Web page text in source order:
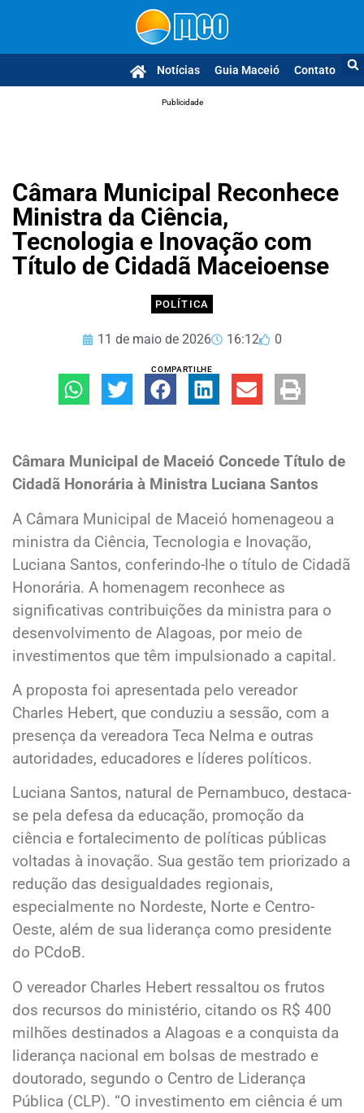
Notícias Guia Maceió Contato
Publicidade
Câmara Municipal Reconhece
Ministra da Ciência,
Tecnologia e Inovação com
Título de Cidadã Maceioense
POLÍTICA
11 de maio de 2026 16:12 0
COMPARTILHE
Câmara Municipal de Maceió Concede Título de
Cidadã Honorária à Ministra Luciana Santos
A Câmara Municipal de Maceió homenageou a
ministra da Ciência, Tecnologia e Inovação,
Luciana Santos, conferindo-lhe o título de Cidadã
Honorária. A homenagem reconhece as
significativas contribuições da ministra para o
desenvolvimento de Alagoas, por meio de
investimentos que têm impulsionado a capital.
A proposta foi apresentada pelo vereador
Charles Hebert, que conduziu a sessão, com a
presença da vereadora Teca Nelma e outras
autoridades, educadores e líderes políticos.
Luciana Santos, natural de Pernambuco, destaca-
se pela defesa da educação, promoção da
ciência e fortalecimento de políticas públicas
voltadas à inovação. Sua gestão tem priorizado a
redução das desigualdades regionais,
especialmente no Nordeste, Norte e Centro-
Oeste, além de sua liderança como presidente
do PCdoB.
O vereador Charles Hebert ressaltou os frutos
dos recursos do ministério, citando os R$ 400
milhões destinados a Alagoas e a conquista da
liderança nacional em bolsas de mestrado e
doutorado, segundo o Centro de Liderança
Pública (CLP). “O investimento em ciência é um